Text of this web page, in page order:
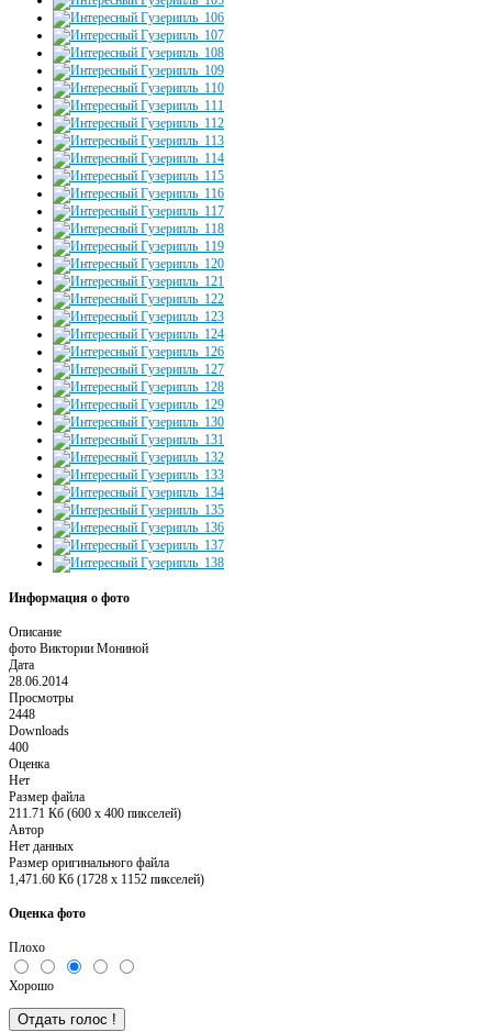
Информация о фото
Описание
фото Виктории Мониной
Дата
28.06.2014
Просмотры
2448
Downloads
400
Оценка
Нет
Размер файла
211.71 Кб (600 x 400 пикселей)
Автор
Нет данных
Размер оригинального файла
1,471.60 Кб (1728 x 1152 пикселей)
Оценка фото
Плохо
Хорошо